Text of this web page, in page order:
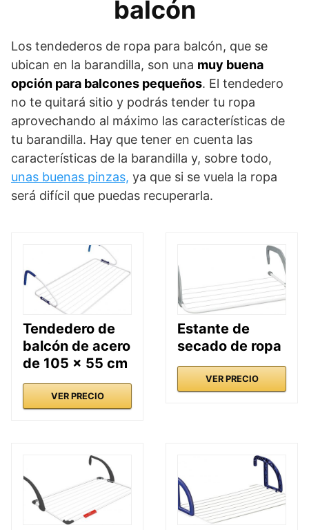
balcón
Los tendederos de ropa para balcón, que se
ubican en la barandilla, son una muy buena
opción para balcones pequeños. El tendedero
no te quitará sitio y podrás tender tu ropa
aprovechando al máximo las características de
tu barandilla. Hay que tener en cuenta las
características de la barandilla y, sobre todo,
unas buenas pinzas, ya que si se vuela la ropa
será difícil que puedas recuperarla.
Tendedero de
balcón de acero
de 105 x 55 cm
VER PRECIO
Estante de
secado de ropa
VER PRECIO